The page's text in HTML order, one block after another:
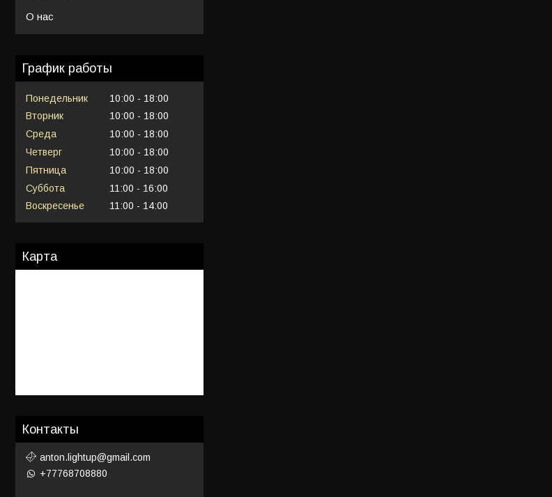
О нас
График работы
Понедельник 10:00
18:00
Вторник
10:00
18:00
Среда
10:00
18:00
Четверг
10:00
18:00
Пятница
10:00
18:00
Суббота
11:00
16:00
Воскресенье
11:00 14:00
Карта
Контакты
anton.lightup@gmail.com
+77768708880